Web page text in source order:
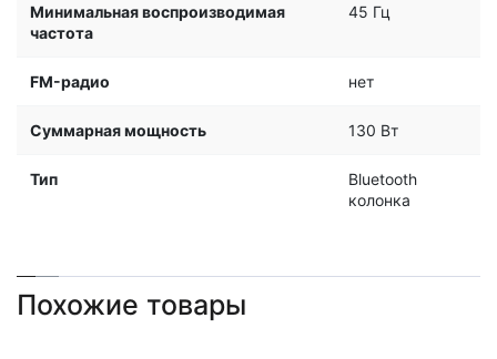
Минимальная воспроизводимая
частота
45 Гц
FM-радио нет
Суммарная мощность 130 Вт
Тип
Bluetooth
колонка
Похожие товары